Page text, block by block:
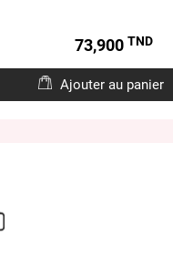
Prix73,900 TND
Ajouter au panier